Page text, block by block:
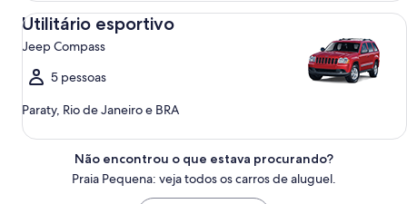
Utilitário esportivo
Jeep Compass
5 pessoas
Paraty, Rio de Janeiro e BRA
Utilitário esportivo Jeep Compass
Não encontrou o que estava procurando?
Praia Pequena: veja todos os carros de aluguel.